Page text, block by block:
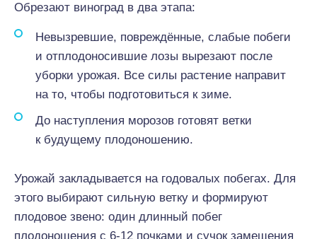
Обрезают виноград в два этапа:
Невызревшие, повреждённые, слабые побеги
и отплодоносившие лозы вырезают после
уборки урожая. Все силы растение направит
на то, чтобы подготовиться к зиме.
До наступления морозов готовят ветки
к будущему плодоношению.
Урожай закладывается на годовалых побегах. Для
этого выбирают сильную ветку и формируют
плодовое звено: один длинный побег
плодоношения с 6-12 почками и сучок замещения